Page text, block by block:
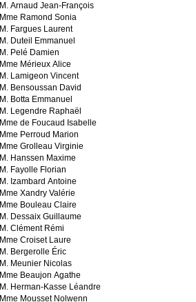
M. Arnaud Jean-François
Mme Ramond Sonia
M. Fargues Laurent
M. Duteil Emmanuel
M. Pelé Damien
Mme Mérieux Alice
M. Lamigeon Vincent
M. Bensoussan David
M. Botta Emmanuel
M. Legendre Raphaël
Mme de Foucaud Isabelle
Mme Perroud Marion
Mme Grolleau Virginie
M. Hanssen Maxime
M. Fayolle Florian
M. Izambard Antoine
Mme Xandry Valérie
Mme Bouleau Claire
M. Dessaix Guillaume
M. Clément Rémi
Mme Croiset Laure
M. Bergerolle Éric
M. Meunier Nicolas
Mme Beaujon Agathe
M. Herman-Kasse Léandre
Mme Mousset Nolwenn